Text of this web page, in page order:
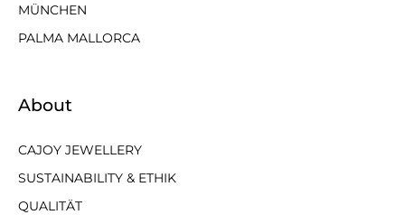
MÜNCHEN
PALMA MALLORCA
About
CAJOY JEWELLERY
SUSTAINABILITY & ETHIK
QUALITÄT